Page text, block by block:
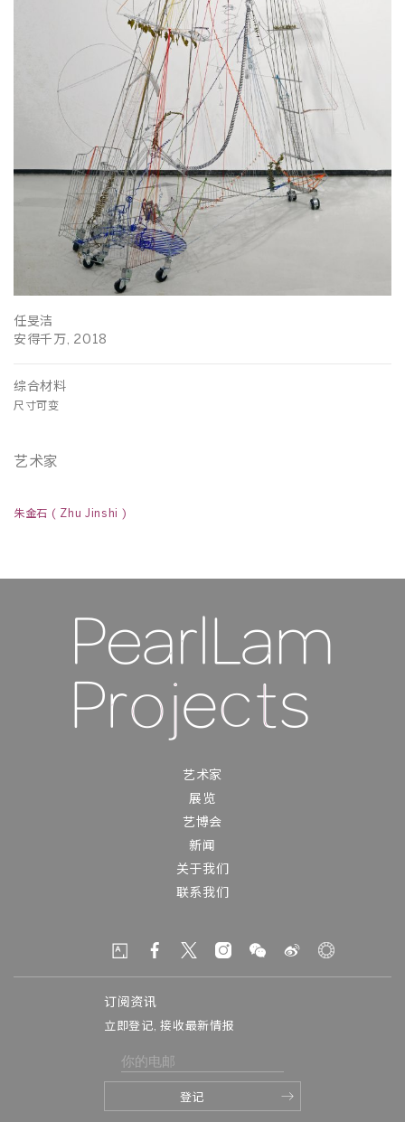
任旻洁
安得千万, 2018
综合材料
尺寸可变
艺术家
朱金石 ( Zhu Jinshi )
艺术家
展览
艺博会
新闻
关于我们
联系我们
订阅资讯
立即登记, 接收最新情报